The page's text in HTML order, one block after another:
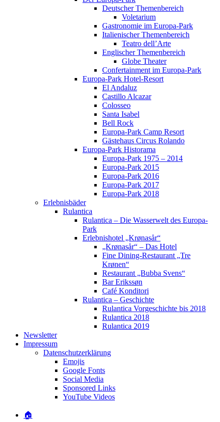
Deutscher Themenbereich
Voletarium
Gastronomie im Europa-Park
Italienischer Themenbereich
Teatro dell’Arte
Englischer Themenbereich
Globe Theater
Confertainment im Europa-Park
Europa-Park Hotel-Resort
El Andaluz
Castillo Alcazar
Colosseo
Santa Isabel
Bell Rock
Europa-Park Camp Resort
Gästehaus Circus Rolando
Europa-Park Historama
Europa-Park 1975 – 2014
Europa-Park 2015
Europa-Park 2016
Europa-Park 2017
Europa-Park 2018
Erlebnisbäder
Rulantica
Rulantica – Die Wasserwelt des Europa-
Park
Erlebnishotel „Krønasår“
„Krønasår“ – Das Hotel
Fine Dining-Restaurant „Tre
Krønen“
Restaurant „Bubba Svens“
Bar Erikssøn
Café Konditori
Rulantica – Geschichte
Rulantica Vorgeschichte bis 2018
Rulantica 2018
Rulantica 2019
Newsletter
Impressum
Datenschutzerklärung
Emojis
Google Fonts
Social Media
Sponsored Links
YouTube Videos
🏠